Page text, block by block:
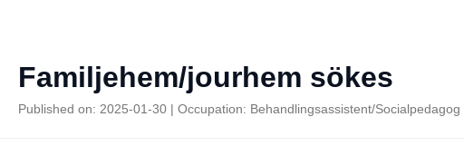
Familjehem/jourhem sökes
Published on: 2025-01-30 | Occupation: Behandlingsassistent/Socialpedagog